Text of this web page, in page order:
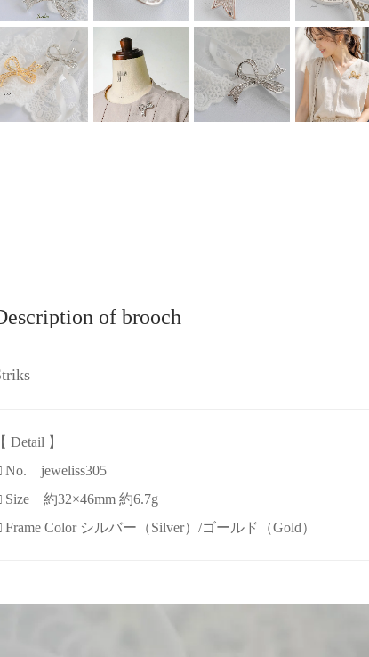
of brooch
【 Detail 】
No. jeweliss305
Size 約32×46mm 約6.7g
Frame Color シルバー（Silver）/ゴールド（Gold）